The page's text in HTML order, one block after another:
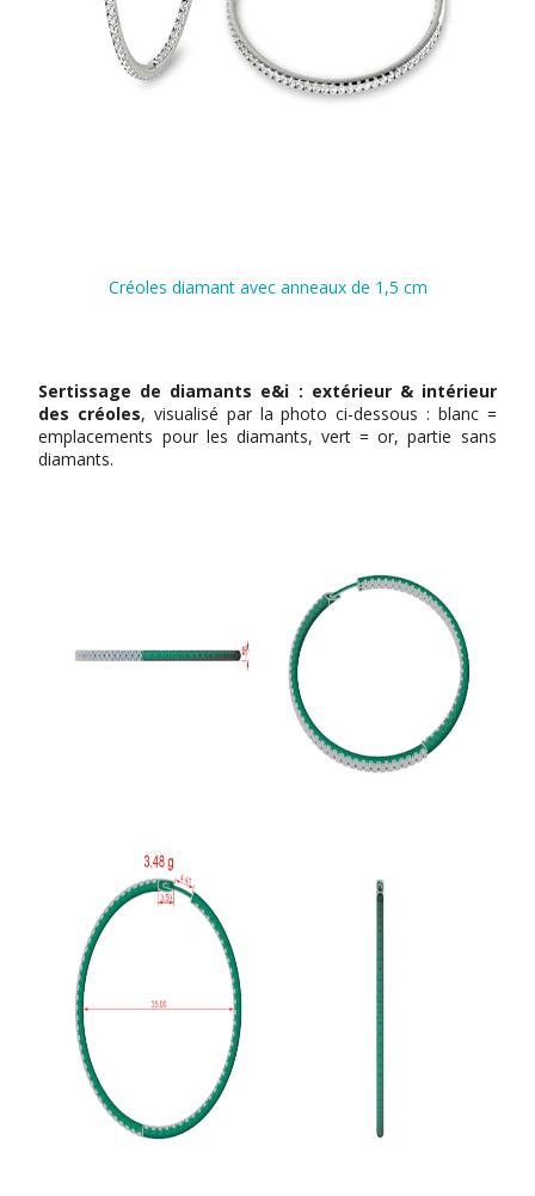
Créoles diamant avec anneaux de 1,5 cm
Sertissage de diamants e&i : extérieur & intérieur
des créoles, visualisé par la photo ci-dessous : blanc =
emplacements pour les diamants, vert = or, partie sans
diamants.